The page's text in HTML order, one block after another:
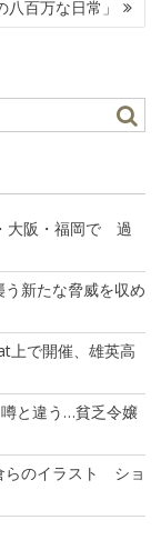
八百万な日常」
大阪・福岡で 過
新たな脅威を収め
上で開催、雄英高
と違う…貧乏令嬢
らのイラスト ショ